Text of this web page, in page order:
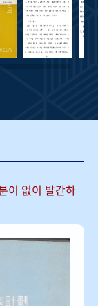
이 없이 발간하